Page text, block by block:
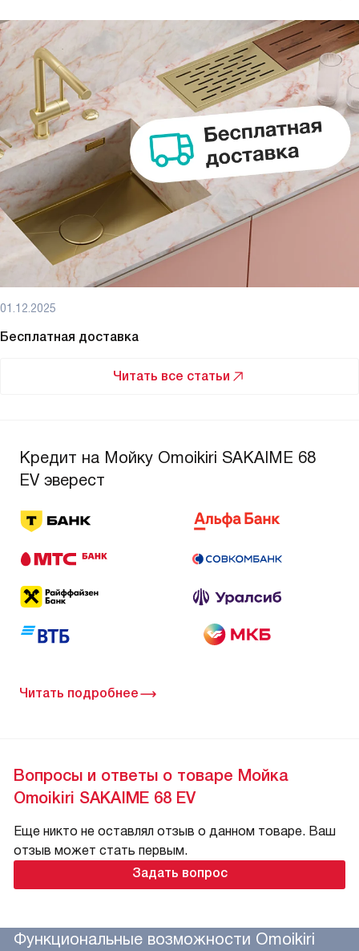
01.12.2025
Бесплатная доставка
Читать все статьи
Кредит на Мойку Omoikiri SAKAIME 68
EV эверест
Читать подробнее
Вопросы и ответы о товаре Мойка
Omoikiri SAKAIME 68 EV
Еще никто не оставлял отзыв о данном товаре. Ваш
отзыв может стать первым.
Задать вопрос
Функциональные возможности Omoikiri